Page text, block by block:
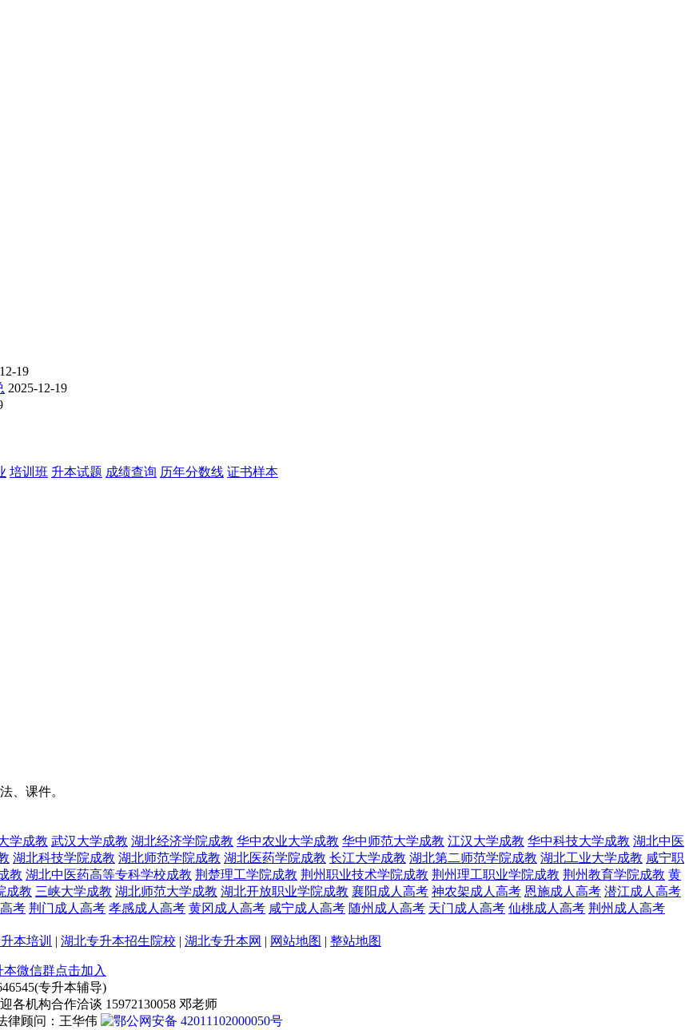
19
2025-12-19
培训班 升本试题 成绩查询 历年分数线 证书样本
、课件。
学成教 武汉大学成教 湖北经济学院成教 华中农业大学成教 华中师范大学成教 江汉大学成教 华中科技大学成教 湖北中医
湖北科技学院成教 湖北师范学院成教 湖北医药学院成教 长江大学成教 湖北第二师范学院成教 湖北工业大学成教 咸宁职
教 湖北中医药高等专科学校成教 荆楚理工学院成教 荆州职业技术学院成教 荆州理工职业学院成教 荆州教育学院成教 黄
成教 三峡大学成教 湖北师范大学成教 湖北开放职业学院成教 襄阳成人高考 神农架成人高考 恩施成人高考 潜江成人高考
考 荆门成人高考 孝感成人高考 黄冈成人高考 咸宁成人高考 随州成人高考 天门成人高考 仙桃成人高考 荆州成人高考
本培训 | 湖北专升本招生院校 | 湖北专升本网 | 网站地图 | 整站地图
微信群点击加入
专升本辅导)
各机构合作洽谈 15972130058 邓老师
律顾问：王华伟
鄂公网安备 42011102000050号